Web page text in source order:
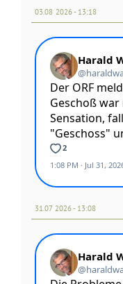
03.08 2026 - 13:18
31.07 2026 - 13:08